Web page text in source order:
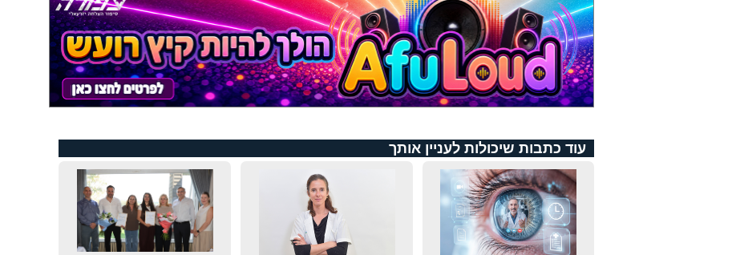
עוד כתבות שיכולות לעניין אותך